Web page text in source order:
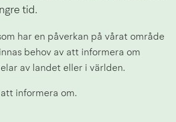
tid.
har en påverkan på vårat område
behov av att informera om
av landet eller i världen.
informera om.